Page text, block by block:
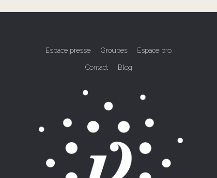
Espace presse Groupes Espace pro
Contact Blog